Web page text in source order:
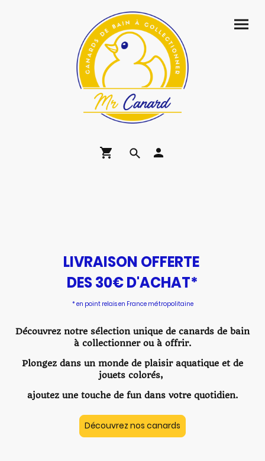
LIVRAISON OFFERTE
DES 30€ D'ACHAT*
* en point relais en France métropolitaine
Découvrez notre sélection unique de canards de bain
à collectionner ou à offrir.
Plongez dans un monde de plaisir aquatique et de
jouets colorés,
ajoutez une touche de fun dans votre quotidien.
Découvrez nos canards